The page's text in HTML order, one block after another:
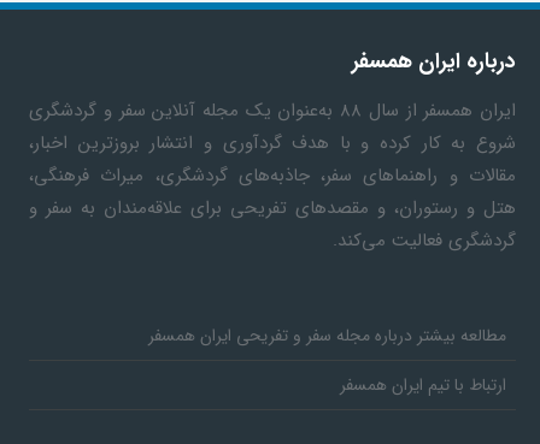
درباره ایران همسفر
ایران همسفر
از سال ۸۸ به‎‌عنوان یک مجله آنلاین سفر و گردشگری
شروع به کار کرده و با هدف گردآوری و انتشار بروزترین اخبار،
مقالات و راهنماهای سفر، جاذبه‌های گردشگری، میراث فرهنگی،
هتل و رستوران، و مقصدهای تفریحی برای علاقه‌مندان به سفر و
گردشگری فعالیت می‌کند.
مطالعه بیشتر درباره مجله سفر و تفریحی ایران همسفر
ارتباط با تیم ایران همسفر